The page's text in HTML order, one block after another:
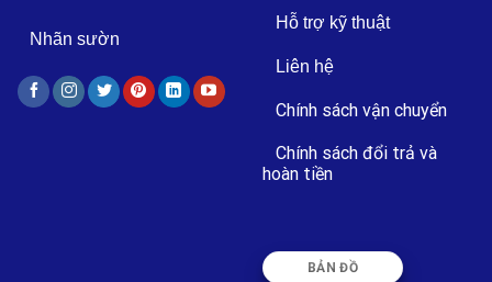
Nhãn sườn
Hỗ trợ kỹ thuật
Liên hệ
Chính sách vận chuyển
Chính sách đổi trả và
hoàn tiền
BẢN ĐỒ